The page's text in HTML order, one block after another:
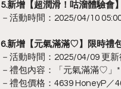
5.新增【超潤滑！咕溜體驗會
－活動時間：2025/04/10
6.新增【元氣滿滿♡】限時禮
－活動時間：2025/04/09 更
－禮包內容：「元氣滿滿♡」
－禮包價格：4639 HoneyP／